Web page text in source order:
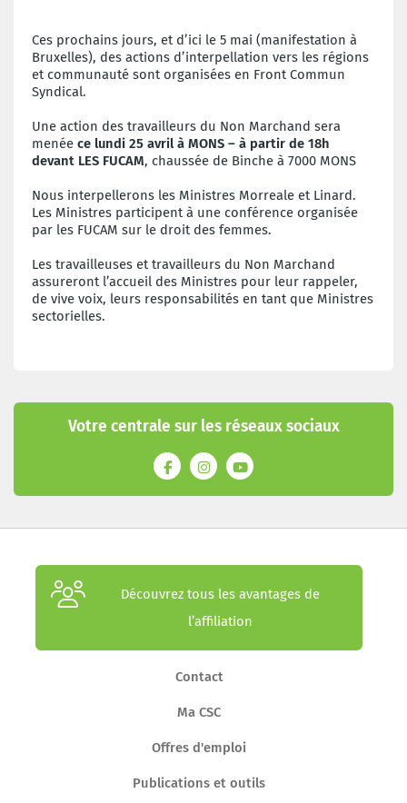
Ces prochains jours, et d’ici le 5 mai (manifestation à
Bruxelles), des actions d’interpellation vers les régions
et communauté sont organisées en Front Commun
Syndical.
Une action des travailleurs du Non Marchand sera
menée ce lundi 25 avril à MONS – à partir de 18h
devant LES FUCAM, chaussée de Binche à 7000 MONS
Nous interpellerons les Ministres Morreale et Linard.
Les Ministres participent à une conférence organisée
par les FUCAM sur le droit des femmes.
Les travailleuses et travailleurs du Non Marchand
assureront l’accueil des Ministres pour leur rappeler,
de vive voix, leurs responsabilités en tant que Ministres
sectorielles.
Votre centrale sur les réseaux sociaux
Découvrez tous les avantages de
l’affiliation
Contact
Ma CSC
Offres d'emploi
Publications et outils